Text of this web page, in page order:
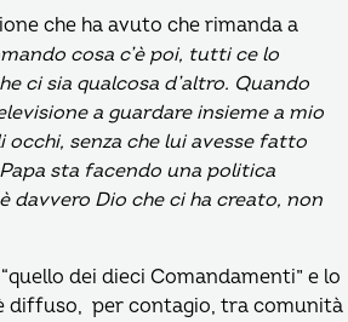
che ha avuto che rimanda a
cosa c’è poi, tutti ce lo
ci sia qualcosa d’altro. Quando
a guardare insieme a mio
senza che lui avesse fatto
sta facendo una politica
Dio che ci ha creato, non
dei dieci Comandamenti” e lo
diffuso, per contagio, tra comunità